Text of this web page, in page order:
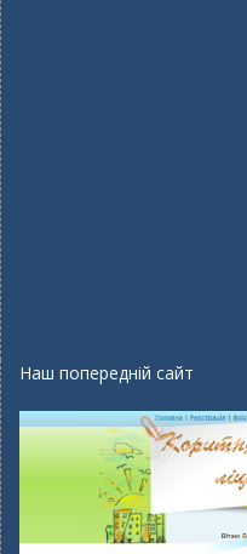
Наш попередній сайт